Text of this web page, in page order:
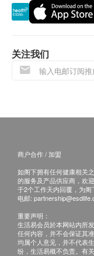
受该订单，并
客再作安排。
换货条款
当顾客收取
有损毁情况
退换产品必
或过期退回，
正本，并于送
电邮:
关注我们
商户合作 / 加盟
如阁下拥有任何健康相关
的服务及产品供应商，欢
于2个工作天内回覆，为阁
电邮:
重要声明：
生活易会员於本网站内所
任何内容，并不会保证其
均属个人意见，并不代表
纷，生活易概不负责。有